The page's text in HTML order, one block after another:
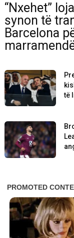
“Nxehet”
synon të
Barcelona
të